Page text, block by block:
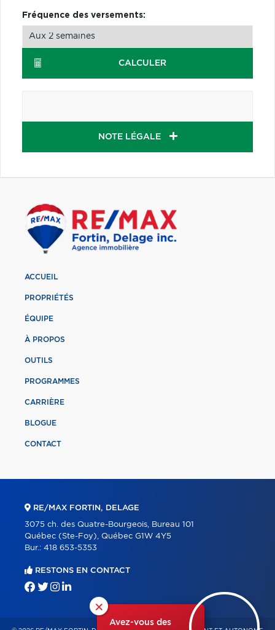
Fréquence des versements:
CALCULER
NOTE LÉGALE
×
Avez-vous des
ACCUEIL
PROPRIÉTÉS
ÉQUIPE
À PROPOS
OUTILS
PROGRAMMES
CARRIÈRE
BLOGUE
CONTACT
RE/MAX FORTIN, DELAGE
3075 ch. des Quatre-Bourgeois, Bureau 101
Québec (Ste-Foy), Québec G1W 4Y5
Bur.: 418 653-5353
RESTONS EN CONTACT